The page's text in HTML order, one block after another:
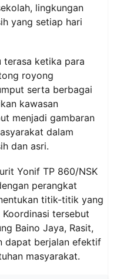
lingkungan
yang setiap hari
terasa ketika para
royong
serta berbagai
kawasan
menjadi gambaran
dalam
dan asri.
Yonif TP 860/NSK
perangkat
titik-titik yang
tersebut
Baino Jaya, Rasit,
dapat berjalan efektif
masyarakat.